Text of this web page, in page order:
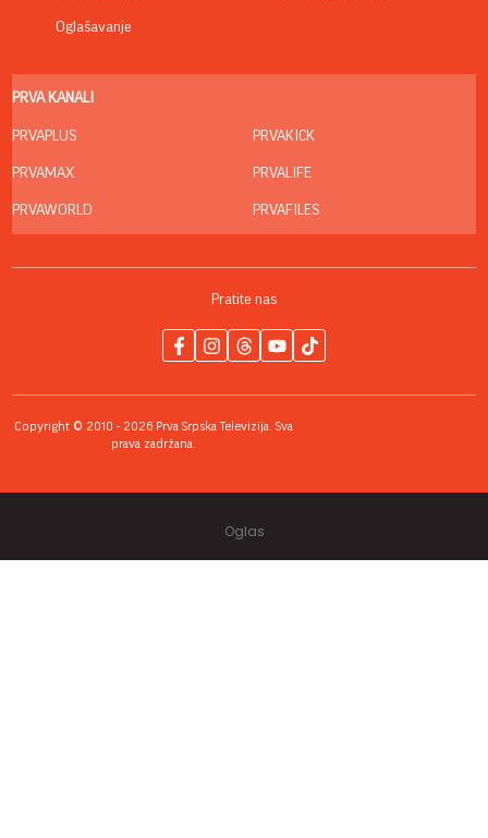
Oglašavanje
PRVA KANALI
PRVAPLUS
PRVAMAX
PRVAWORLD
PRVAKICK
PRVALIFE
PRVAFILES
Pratite nas
Copyright © 2010 - 2026 Prva Srpska Televizija. Sva
prava zadržana.